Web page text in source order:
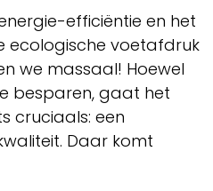
efficiëntie en het
ecologische voetafdruk
we massaal! Hoewel
besparen, gaat het
cruciaals: een
Daar komt